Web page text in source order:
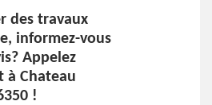
des travaux
informez-vous
Appelez
à Chateau
!